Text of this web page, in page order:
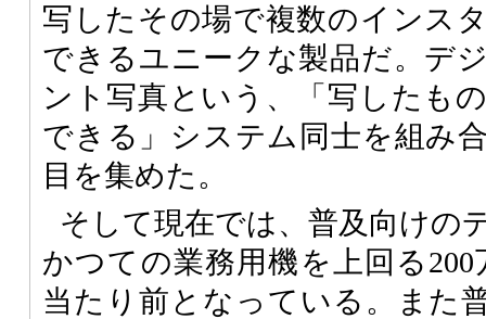
写したその場で複数のインス
できるユニークな製品だ。デ
ント写真という、「写したも
できる」システム同士を組み
目を集めた。
そして現在では、普及向けの
かつての業務用機を上回る200
当たり前となっている。また